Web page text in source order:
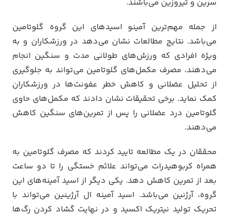
سرین و تیروزین می‌باشند.
از جمله مهم‌ترین آمینو اسیدهای این گروه گلوتامین
می‌باشد. نتایج مطالعات نشان می‌دهد در ورزشکاران و به
ویژه افرادی که ورزش‌های طولانی مدت و سنگین انجام
می‌دهند، مصرف مکمل‌های گلوتامین می‌تواند به جلوگیری
از تحلیل عضلانی و کاهش خطر عفونت‌ها در ورزشکاران
کمک نماید. برخی تحقیقات نشان دادند که مکمل‌های حاوی
گلوتامین درد عضلانی را پس از تمرین‌های سنگین کاهش
می‌دهند.
محققان در یک مطالعه تایید کردند که مصرف گلوتامین به
همراه کربوهیدرات می‌تواند علائم خستگی را تا دو ساعت
بعد از تمرین کاهش دهد. یکی دیگر از اسید آمینه‌های این
گروه، آرژنین می‌باشد. اسید آمینه ال آرژینین می‌تواند با
تحریک تولید نیتریک اکسید و در نهایت گشاد کردن رگ‌ها